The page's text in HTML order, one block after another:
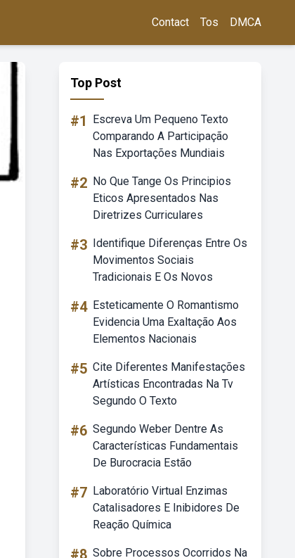
Contact Tos DMCA
Top Post
#1
Escreva Um Pequeno Texto
Comparando A Participação
Nas Exportações Mundiais
#2 No Que Tange Os Principios
Eticos Apresentados Nas
Diretrizes Curriculares
#3 Identifique Diferenças Entre Os
Movimentos Sociais
Tradicionais E Os Novos
#4 Esteticamente O Romantismo
Evidencia Uma Exaltação Aos
Elementos Nacionais
#5 Cite Diferentes Manifestações
Artísticas Encontradas Na Tv
Segundo O Texto
#6 Segundo Weber Dentre As
Características Fundamentais
De Burocracia Estão
#7 Laboratório Virtual Enzimas
Catalisadores E Inibidores De
Reação Química
#8 Sobre Processos Ocorridos Na